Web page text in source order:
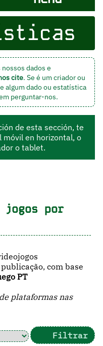
dados e
cite. Se é um criador ou
algum dado ou estatística
perguntar-nos.
de esta sección, te
móvil en horizontal, o
o tablet.
por
com base
PT
plataformas nas
Filtrar